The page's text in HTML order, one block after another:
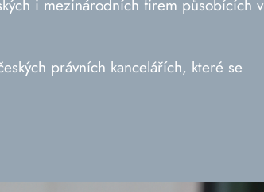
i mezinárodních firem působících v
právních kancelářích, které se